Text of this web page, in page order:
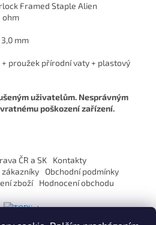
Framed Staple Alien
ohm
3,0 mm
proužek přírodní vaty + plastový
uživatelům. Nesprávným
poškození zařízení.
ČR a SK
Kontakty
zákazníky
Obchodní podmínky
zboží
Hodnocení obchodu